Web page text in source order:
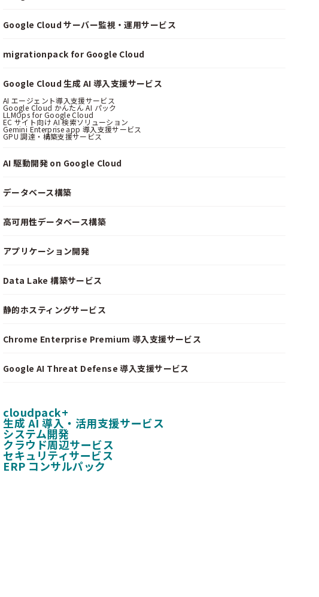
Google Cloud サーバー監視・運用サービス
migrationpack for Google Cloud
Google Cloud 生成 AI 導入支援サービス
AI エージェント導入支援サービス
Google Cloud かんたん AI パック
LLMOps for Google Cloud
EC サイト向け AI 検索ソリューション
Gemini Enterprise app 導入支援サービス
GPU 調達・構築支援サービス
AI 駆動開発 on Google Cloud
データベース構築
高可用性データベース構築
アプリケーション開発
Data Lake 構築サービス
静的ホスティングサービス
Chrome Enterprise Premium 導入支援サービス
Google AI Threat Defense 導入支援サービス
cloudpack+
生成 AI 導入・活用支援サービス
システム開発
クラウド周辺サービス
セキュリティサービス
ERP コンサルパック